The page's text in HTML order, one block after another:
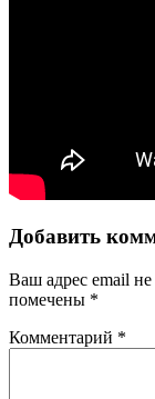
Добавить
Ваш адрес email не
помечены *
Комментарий *